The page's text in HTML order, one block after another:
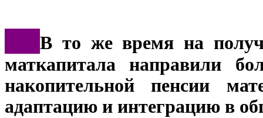
В то же время на
маткапитала направили
накопительной пенсии
адаптацию и интеграцию в